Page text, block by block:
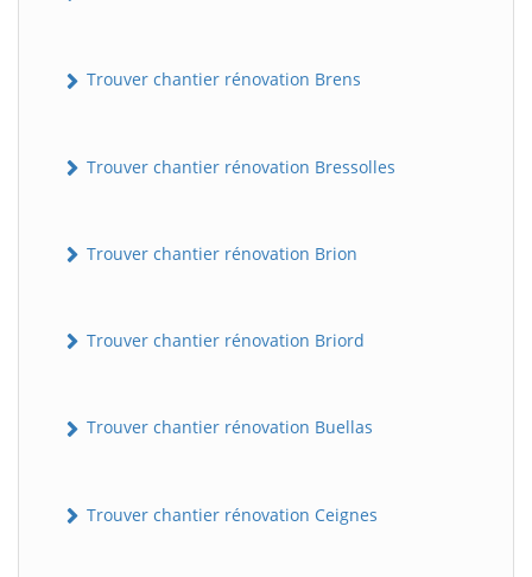
Trouver chantier rénovation Brens
Trouver chantier rénovation Bressolles
Trouver chantier rénovation Brion
Trouver chantier rénovation Briord
Trouver chantier rénovation Buellas
Trouver chantier rénovation Ceignes